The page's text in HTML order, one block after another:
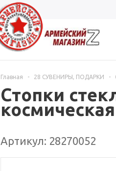
Главная - 28 СУВЕНИРЫ, ПОДАРКИ -
Стопки
Артикул: 28270052